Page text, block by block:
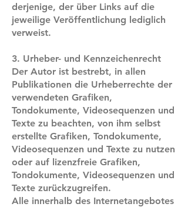
derjenige, der über Links auf die
jeweilige Veröffentlichung lediglich
verweist.
3. Urheber- und Kennzeichenrecht
Der Autor ist bestrebt, in allen
Publikationen die Urheberrechte der
verwendeten Grafiken,
Tondokumente, Videosequenzen und
Texte zu beachten, von ihm selbst
erstellte Grafiken, Tondokumente,
Videosequenzen und Texte zu nutzen
oder auf lizenzfreie Grafiken,
Tondokumente, Videosequenzen und
Texte zurückzugreifen.
Alle innerhalb des Internetangebotes